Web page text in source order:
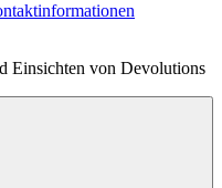
Einsichten von Devolutions